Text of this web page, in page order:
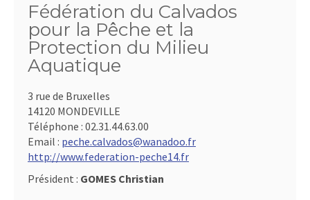
Fédération du Calvados
pour la Pêche et la
Protection du Milieu
Aquatique
3 rue de Bruxelles
14120 MONDEVILLE
Téléphone : 02.31.44.63.00
Email : peche.calvados@wanadoo.fr
http://www.federation-peche14.fr
Président : GOMES Christian